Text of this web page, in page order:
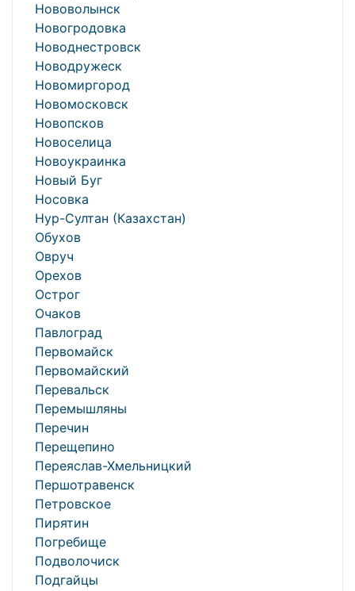
Нововолынск
Новогродовка
Новоднестровск
Новодружеск
Новомиргород
Новомосковск
Новопсков
Новоселица
Новоукраинка
Новый Буг
Носовка
Нур-Султан (Казахстан)
Обухов
Овруч
Орехов
Острог
Очаков
Павлоград
Первомайск
Первомайский
Перевальск
Перемышляны
Перечин
Перещепино
Переяслав-Хмельницкий
Першотравенск
Петровское
Пирятин
Погребище
Подволочиск
Подгайцы